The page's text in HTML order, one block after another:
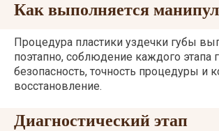
Как выполняется
Процедура пластики уздечки губы
поэтапно, соблюдение каждого этапа
безопасность, точность процедуры и
восстановление.
Диагностический этап